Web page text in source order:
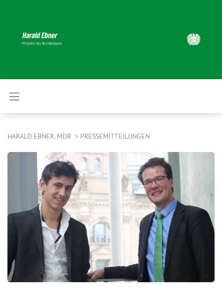
HARALD EBNER, MDB PRESSEMITTEILUNGEN